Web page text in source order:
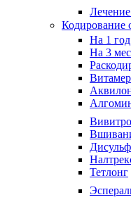
Кодирование
На 1 год
На 3
Тетлонг